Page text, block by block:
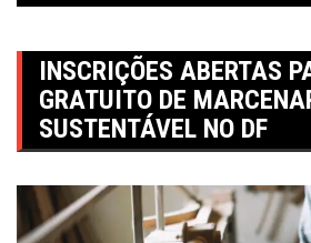
INSCRIÇÕES ABERTAS
GRATUITO DE
SUSTENTÁVEL NO DF